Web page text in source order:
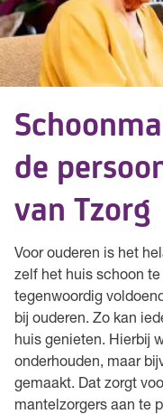
de
van Tzorg
Voor ouderen is het
zelf het huis schoon
tegenwoordig
bij ouderen. Zo kan
huis genieten. Hierbij
onderhouden, maar
gemaakt. Dat zorgt
mantelzorgers aan te